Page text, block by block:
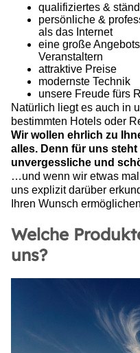
qualifiziertes &
persönliche &
als das Internet
eine große
Veranstaltern
attraktive Preise
modernste Technik
unsere Freude fürs
Natürlich liegt es auch in
bestimmten Hotels oder
Wir wollen ehrlich zu
alles. Denn für uns
unvergessliche und
…und wenn wir etwas
uns explizit darüber
Ihren Wunsch
Welche
uns?